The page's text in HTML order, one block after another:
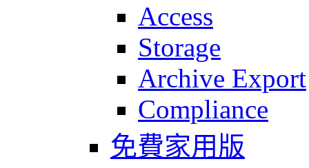
Access
Storage
Archive Export
Compliance
免費家用版